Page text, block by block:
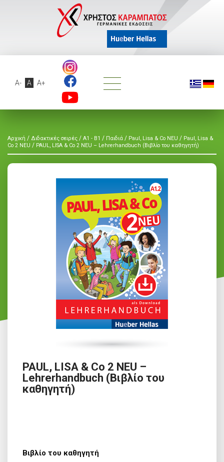
A- A A+
Αρχική / Διδακτικές σειρές / A1 - B1 / Παιδιά / Paul, Lisa & Co NEU / Paul, Lisa &
Co 2 NEU / PAUL, LISA & Co 2 NEU – Lehrerhandbuch (Βιβλίο του καθηγητή)
PAUL, LISA & Co 2 NEU –
Lehrerhandbuch (Βιβλίο του
καθηγητή)
Βιβλίο του καθηγητή